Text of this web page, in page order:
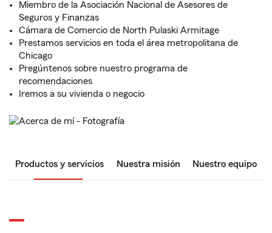
Miembro de la Asociación Nacional de Asesores de
Seguros y Finanzas
Cámara de Comercio de North Pulaski Armitage
Prestamos servicios en toda el área metropolitana de
Chicago
Pregúntenos sobre nuestro programa de
recomendaciones
Iremos a su vivienda o negocio
Productos y servicios Nuestra misión Nuestro equipo